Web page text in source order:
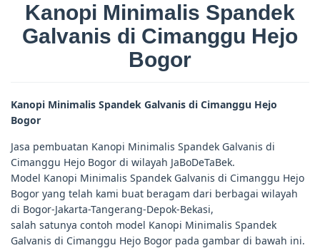
Kanopi Minimalis Spandek
Galvanis di Cimanggu Hejo
Bogor
Kanopi Minimalis Spandek Galvanis di Cimanggu Hejo
Bogor
Jasa pembuatan Kanopi Minimalis Spandek Galvanis di
Cimanggu Hejo Bogor di wilayah JaBoDeTaBek.
Model Kanopi Minimalis Spandek Galvanis di Cimanggu Hejo
Bogor yang telah kami buat beragam dari berbagai wilayah
di Bogor-Jakarta-Tangerang-Depok-Bekasi,
salah satunya contoh model Kanopi Minimalis Spandek
Galvanis di Cimanggu Hejo Bogor pada gambar di bawah ini.